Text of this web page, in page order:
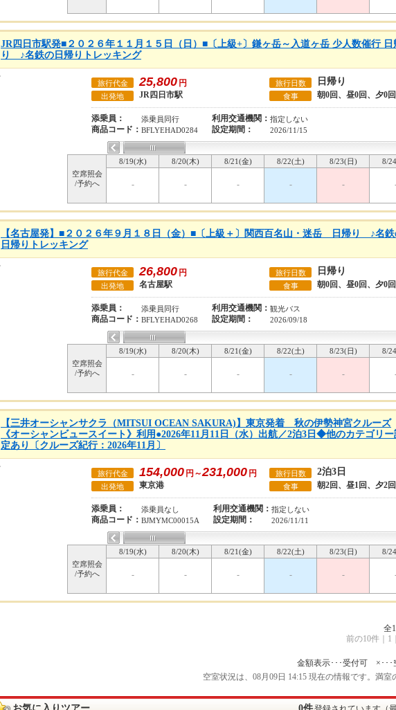
JR四日市駅発■２０２６年１１月１５日（日）■〔上級+〕鎌ヶ岳～入道ヶ岳 少人数催行 日
り ♪名鉄の日帰りトレッキング
旅行代金 25,800 円 旅行日数 日帰り
出発地 JR四日市駅 食事 朝0回、昼0回、夕0回
添乗員： 添乗員同行 利用交通機関： 指定しない
商品コード： BFLYEHAD0284 設定期間： 2026/11/15
空席照会
/予約へ
8/19(水) 8/20(木) 8/21(金) 8/22(土) 8/23(日) 8/
- - - - -
【名古屋発】■２０２６年９月１８日（金）■〔上級＋〕関西百名山・迷岳 日帰り ♪名
日帰りトレッキング
旅行代金 26,800 円 旅行日数 日帰り
出発地 名古屋駅 食事 朝0回、昼0回、夕0回
添乗員： 添乗員同行 利用交通機関： 観光バス
商品コード： BFLYEHAD0268 設定期間： 2026/09/18
空席照会
/予約へ
8/19(水) 8/20(木) 8/21(金) 8/22(土) 8/23(日) 8/
- - - - -
【三井オーシャンサクラ（MITSUI OCEAN SAKURA)】東京発着 秋の伊勢神宮クルーズ
《オーシャンビュースイート》利用●2026年11月11日（水）出航／2泊3日◆他のカテゴリー
定あり〔クルーズ紀行：2026年11月〕
旅行代金 154,000 円～231,000 円 旅行日数 2泊3日
出発地 東京港 食事 朝2回、昼1回、夕2回
添乗員： 添乗員なし 利用交通機関： 指定しない
商品コード： BJMYMC00015A 設定期間： 2026/11/11
空席照会
/予約へ
8/19(水) 8/20(木) 8/21(金) 8/22(土) 8/23(日) 8/
- - - - -
全
前の10件
1
金額表示･･･受付可 ×･･
空室状況は、08月09日 14:15 現在の情報です。満室